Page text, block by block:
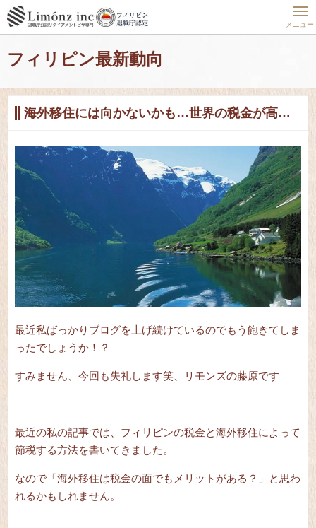
メニュー
ホーム フィリピン最新動向
海外移住には向かないかも…世界の税金が高い国TOP10
フィリピン最新動向
海外移住には向かないかも…世界の税金が高い国TOP10
最近私ばっかりブログを上げ続けているのでもう飽きてしま
ったでしょうか！？
すみません、今回も失礼します笑、リモンズの藤原です
最近の私の記事では、 フィリピンの税金と海外移住によって
節税する方法を書いてきました。
なので「海外移住は税金の面でもメリットがある？」と思わ
れるかもしれません。